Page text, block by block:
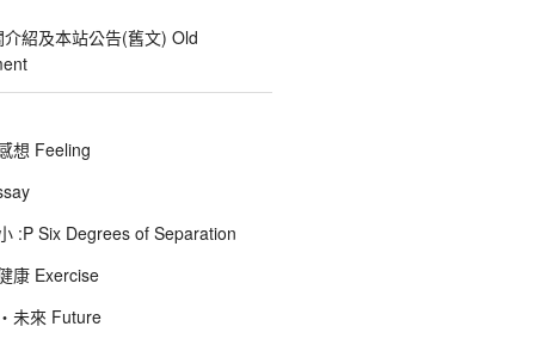
紹及本站公告(舊文) Old
想 Feeling
:P Six Degrees of Separation
康 Exercise
未來 Future